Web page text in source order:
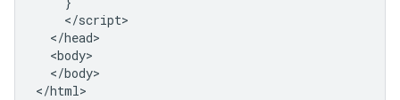
    </script>
  </head>
  <body>
  </body>
</html>